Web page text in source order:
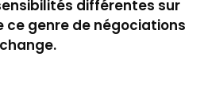
différentes sur
ce genre de négociations